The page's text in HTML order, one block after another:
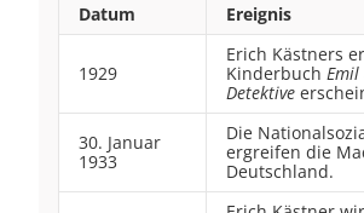
Datum Ereignis
1929
Erich Kästners
Kinderbuch
Detektive
30. Januar
1933
Die
ergreifen die
Deutschland.